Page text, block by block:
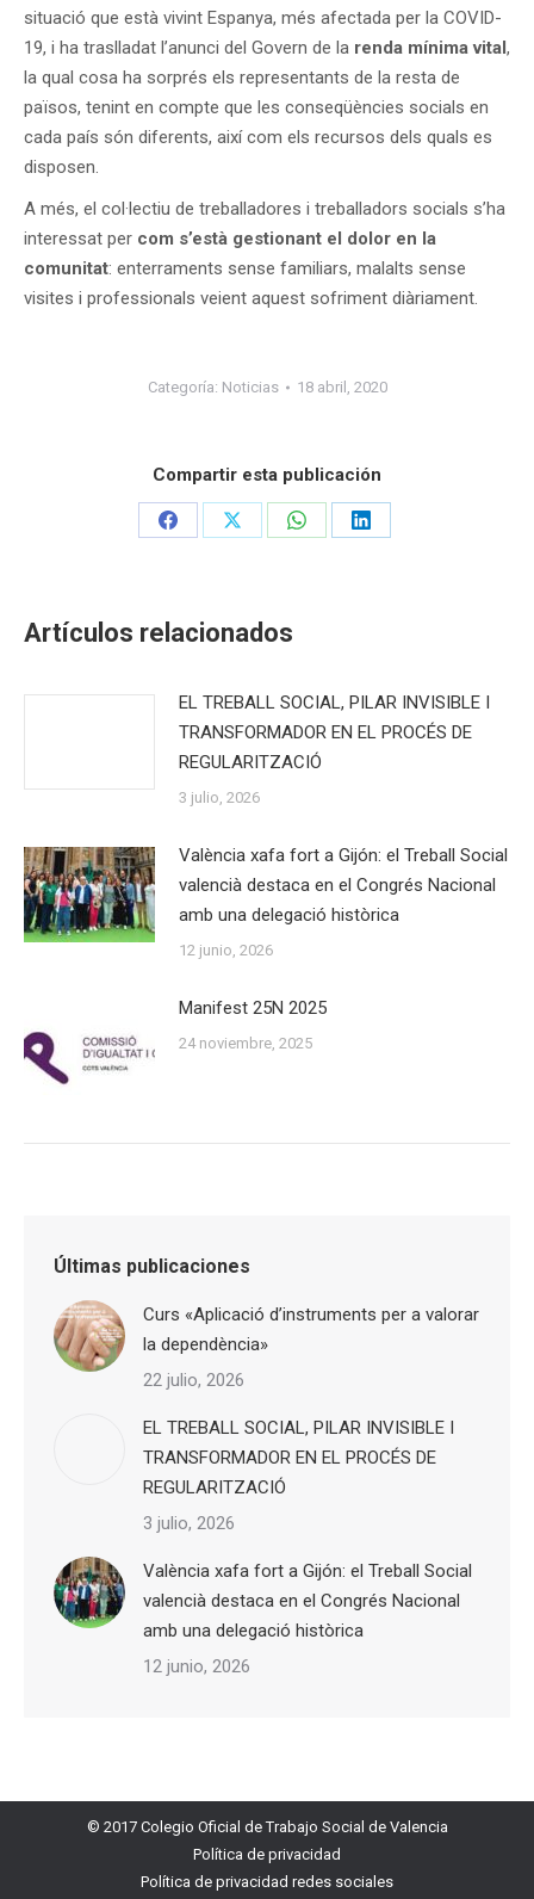
situació que està vivint Espanya, més afectada per la COVID-
19, i ha traslladat l’anunci del Govern de la renda mínima vital,
la qual cosa ha sorprés els representants de la resta de
països, tenint en compte que les conseqüències socials en
cada país són diferents, així com els recursos dels quals es
disposen.
A més, el col·lectiu de treballadores i treballadors socials s’ha
interessat per com s’està gestionant el dolor en la
comunitat: enterraments sense familiars, malalts sense
visites i professionals veient aquest sofriment diàriament.
Categoría: Noticias 18 abril, 2020
Compartir esta publicación
Share
Share
Share
Share
Artículos relacionados
EL TREBALL SOCIAL, PILAR INVISIBLE I
TRANSFORMADOR EN EL PROCÉS DE
REGULARITZACIÓ
3 julio, 2026
València xafa fort a Gijón: el Treball Social
valencià destaca en el Congrés Nacional
amb una delegació històrica
12 junio, 2026
Manifest 25N 2025
24 noviembre, 2025
Últimas publicaciones
Curs «Aplicació d’instruments per a valorar
la dependència»
22 julio, 2026
EL TREBALL SOCIAL, PILAR INVISIBLE I
TRANSFORMADOR EN EL PROCÉS DE
REGULARITZACIÓ
3 julio, 2026
València xafa fort a Gijón: el Treball Social
valencià destaca en el Congrés Nacional
amb una delegació històrica
12 junio, 2026
© 2017 Colegio Oficial de Trabajo Social de Valencia
Política de privacidad
Política de privacidad redes sociales